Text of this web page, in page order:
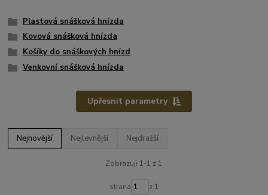
Plastová snášková hnízda
Kovová snášková hnízda
Košíky do snáškových hnízd
Venkovní snášková hnízda
Upřesnit parametry
Nejnovější Nejlevnější Nejdražší
Zobrazuji 1-1 z 1
strana z 1